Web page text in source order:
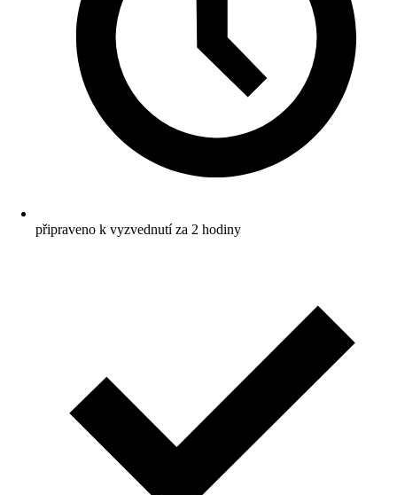
připraveno k vyzvednutí za 2 hodiny